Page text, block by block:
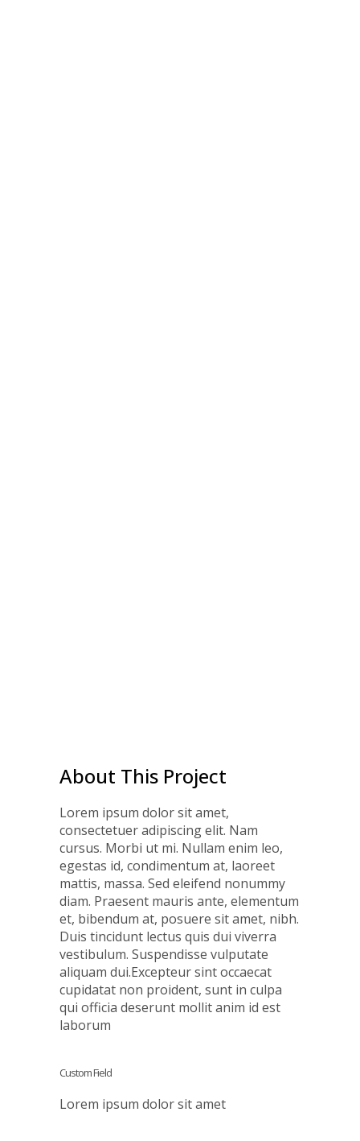
About This Project
Lorem ipsum dolor sit amet,
consectetuer adipiscing elit. Nam
cursus. Morbi ut mi. Nullam enim leo,
egestas id, condimentum at, laoreet
mattis, massa. Sed eleifend nonummy
diam. Praesent mauris ante, elementum
et, bibendum at, posuere sit amet, nibh.
Duis tincidunt lectus quis dui viverra
vestibulum. Suspendisse vulputate
aliquam dui.Excepteur sint occaecat
cupidatat non proident, sunt in culpa
qui officia deserunt mollit anim id est
laborum
Custom Field
Lorem ipsum dolor sit amet